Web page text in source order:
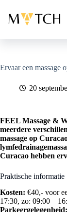
naar
Ervaar een massage
20
FEEL Massage &
meerdere
massage op
Curacao hebben
Praktische informatie
Kosten: €40,- voor
17:30, zo: 09:00 –
Parkeergelegenheid: